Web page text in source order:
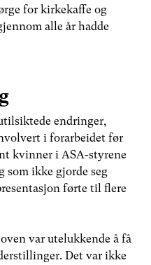
for kirkekaffe og
alle år hadde
endringer,
i forarbeidet før
kvinner i ASA-styrene
som ikke gjorde seg
førte til flere
var utelukkende å få
Det var ikke